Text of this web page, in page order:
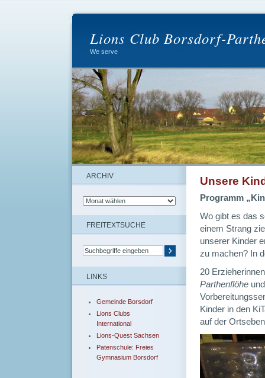
Lions Club Borsdorf-
We serve
ARCHIV
FREITEXTSUCHE
LINKS
Gemeinde Borsdorf
Lions Clubs
International
Lions-Quest Sachsen
Patenschule: Freies
Gymnasium Borsdorf
Unsere
Programm
Wo gibt es das
einem Strang
unserer Kinder
zu machen? In
20
Parthenflöhe
Kinder in den
auf der